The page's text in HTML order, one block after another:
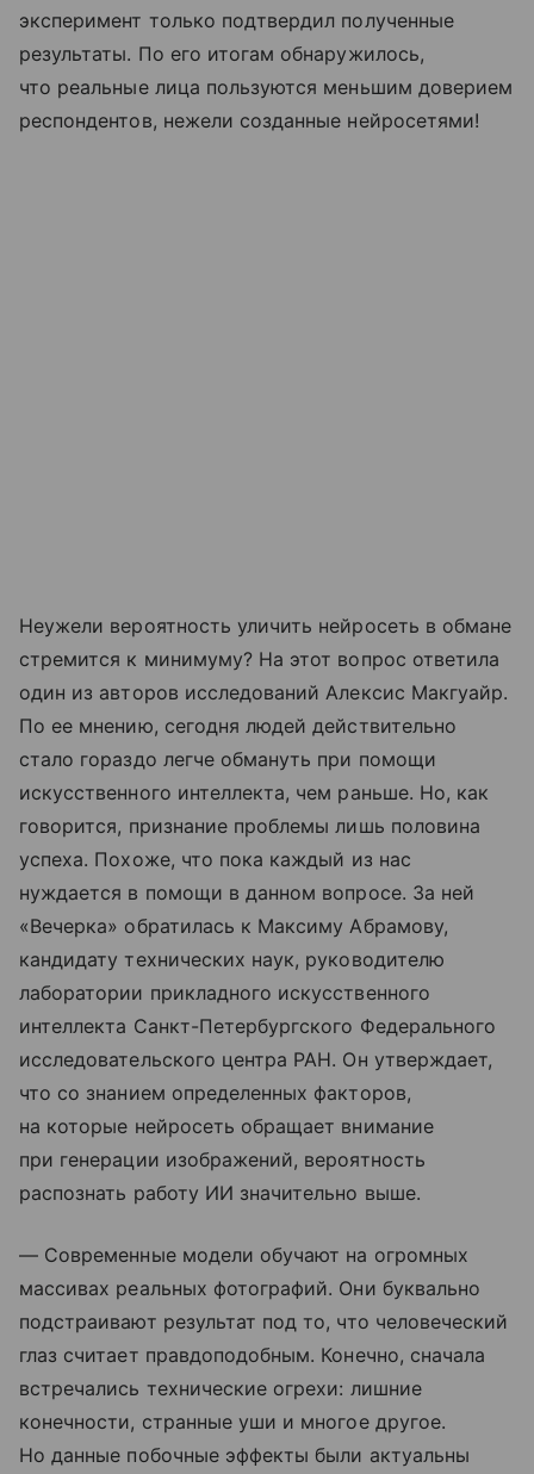
эксперимент только подтвердил полученные
результаты. По его итогам обнаружилось,
что реальные лица пользуются меньшим доверием
респондентов, нежели созданные нейросетями!
Неужели вероятность уличить нейросеть в обмане
стремится к минимуму? На этот вопрос ответила
один из авторов исследований Алексис Макгуайр.
По ее мнению, сегодня людей действительно
стало гораздо легче обмануть при помощи
искусственного интеллекта, чем раньше. Но, как
говорится, признание проблемы лишь половина
успеха. Похоже, что пока каждый из нас
нуждается в помощи в данном вопросе. За ней
«Вечерка» обратилась к Максиму Абрамову,
кандидату технических наук, руководителю
лаборатории прикладного искусственного
интеллекта Санкт-Петербургского Федерального
исследовательского центра РАН. Он утверждает,
что со знанием определенных факторов,
на которые нейросеть обращает внимание
при генерации изображений, вероятность
распознать работу ИИ значительно выше.
— Современные модели обучают на огромных
массивах реальных фотографий. Они буквально
подстраивают результат под то, что человеческий
глаз считает правдоподобным. Конечно, сначала
встречались технические огрехи: лишние
конечности, странные уши и многое другое.
Но данные побочные эффекты были актуальны